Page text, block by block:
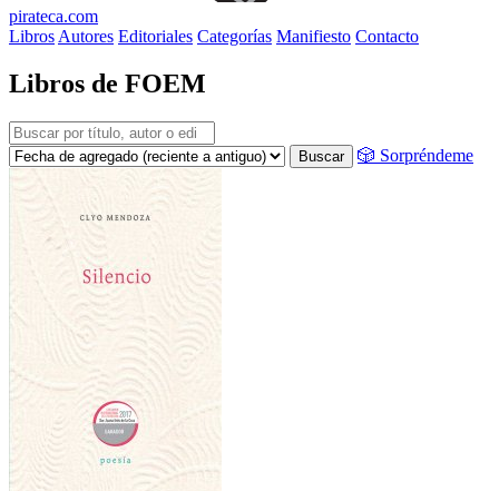
pirateca.com
Libros Autores Editoriales Categorías Manifiesto Contacto
Libros de FOEM
Buscar 🎲 Sorpréndeme